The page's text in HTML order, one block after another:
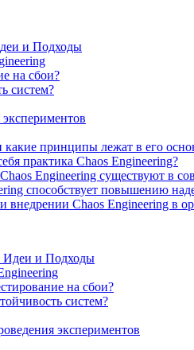
и Подходы
на сбои?
систем?
какие принципы лежат в его
практика Chaos Engineering?
Engineering существуют в
способствует повышению
Chaos Engineering в
Идеи и Подходы
на сбои?
систем?
экспериментов